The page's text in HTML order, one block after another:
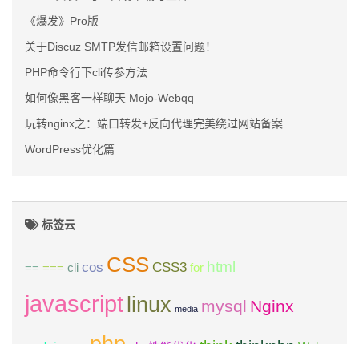
《爆发》Pro版
关于Discuz SMTP发信邮箱设置问题！
PHP命令行下cli传参方法
如何像黑客一样聊天 Mojo-Webqq
玩转nginx之：端口转发+反向代理完美绕过网站备案
WordPress优化篇
标签云
== === cli cos CSS CSS3 for html
javascript linux media mysql Nginx